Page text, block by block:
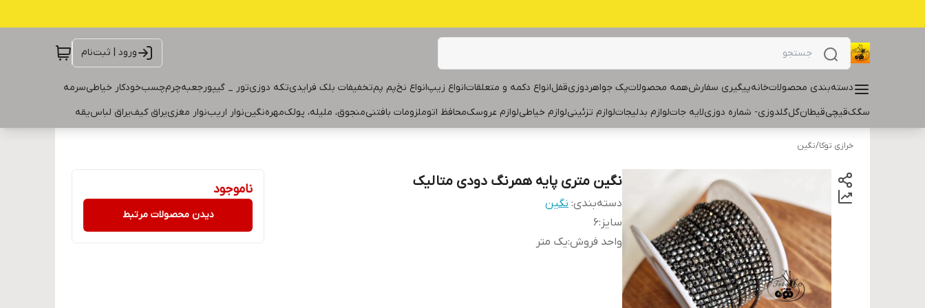
ورود | ثبت‌نام
دسته‌بندی محصولاتخانهپیگیری سفارشهمه محصولاتپک جواهردوزیقفلانواع دکمه و متعلقاتانواع زیپانواع نخپم پمتخفیفات بلک فرایدیتکه دوزیتور _ گیپورجعبهچرمچسبخودکار خیاطیسرمه
سگکقیچیقیطانگلگلدوزی- شماره دوزیلایه جاتلوازم بدلیجاتلوازم تزئینیلوازم خیاطیلوازم عروسکمحافظ اتوملزومات بافتنیمنجوق، ملیله، پولکمهرهنگیننوار اریبنوار مغزییراق کیفیراق لباسیقه
خرازی توکا/نگین
نگین متری پایه همرنگ دودی متالیک
دسته‌بندی: نگین
سایز :۶
واحد فروش:یک متر
ناموجود
دیدن محصولات مرتبط